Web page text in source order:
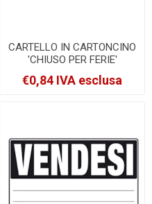
CARTELLO IN CARTONCINO
'CHIUSO PER FERIE'
16x23cm CWR 315/12
[315/12]
€0,84 IVA esclusa